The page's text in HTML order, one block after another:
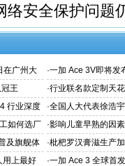
络安全保护问题
在广州大
·一加 Ace 3V即将发
王 ·行业联名款定制天
火速告罄
行业深度
·全国人大代表徐浩
国建设
如何选厂
·影响儿童早熟的因
代工厂
及旗舰体
·枇杷罗汉膏滋生产
家
用上最好
·一加 Ace 3 全球首